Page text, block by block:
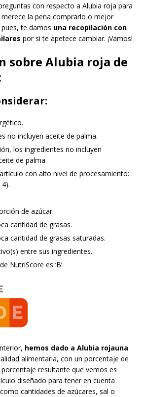
con respecto a Alubia roja para
merece la pena comprarlo o mejor
te damos una recopilación con
por si te apetece cambiar. ¡Vamos!
sobre Alubia roja de
no incluyen aceite de palma.
los ingredientes no incluyen
de palma.
con alto nivel de procesamiento:
de azúcar.
cantidad de grasas.
cantidad de grasas saturadas.
entre sus ingredientes.
NutriScore es ‘B’.
hemos dado a Alubia rojauna
alimentaria, con un porcentaje de
porcentaje resultante que vemos es
diseñado para tener en cuenta
cantidades de azúcares, sal o